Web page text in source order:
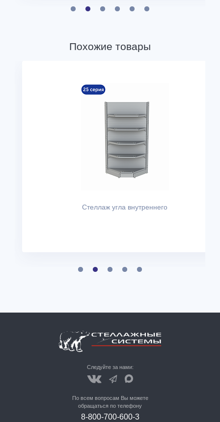
Похожие товары
Стеллаж угла внутреннего
Следуйте за нами:
По всем вопросам Вы можете
обращаться по телефону
8-800-700-600-3